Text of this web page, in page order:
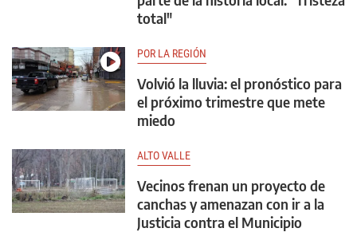
total"
POR LA REGIÓN
Volvió la lluvia: el pronóstico para
el próximo trimestre que mete
miedo
ALTO VALLE
Vecinos frenan un proyecto de
canchas y amenazan con ir a la
Justicia contra el Municipio